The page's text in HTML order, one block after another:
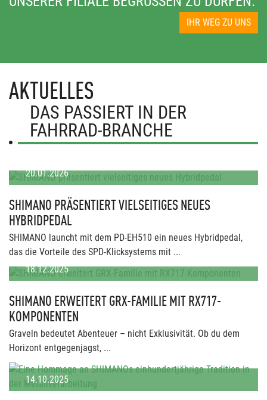
IHR WEG ZU UNS
AKTUELLES
DAS PASSIERT IN DER
FAHRRAD-BRANCHE
20.01.2026
SHIMANO PRÄSENTIERT VIELSEITIGES NEUES
HYBRIDPEDAL
SHIMANO launcht mit dem PD-EH510 ein neues Hybridpedal,
das die Vorteile des SPD-Klicksystems mit ...
18.12.2025
SHIMANO ERWEITERT GRX-FAMILIE MIT RX717-
KOMPONENTEN
Graveln bedeutet Abenteuer – nicht Exklusivität. Ob du dem
Horizont entgegenjagst, ...
14.10.2025